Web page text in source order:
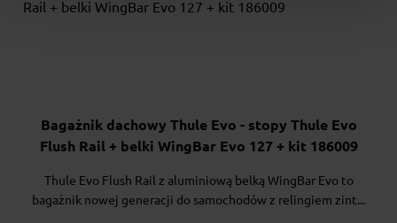
Bagażnik dachowy Thule Evo - stopy Thule Evo
Flush Rail + belki WingBar Evo 127 + kit 186009
Thule Evo Flush Rail z aluminiową belką WingBar Evo to
bagażnik nowej generacji do samochodów z relingiem zint...